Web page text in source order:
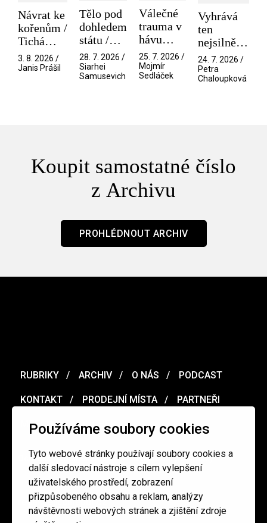
Používáme soubory cookies
Tyto webové stránky používají soubory cookies a
další sledovací nástroje s cílem vylepšení
uživatelského prostředí, zobrazení
přizpůsobeného obsahu a reklam, analýzy
návštěvnosti webových stránek a zjištění zdroje
Návrat ke
kořenům /
Tichá
přítelkyně
3. 8. 2026 /
Janis Prášil
Tělo pod
dohledem
státu /
Pramen
28. 7. 2026 /
Siarhei
Samusevich
Válečné
trauma v
hávu
spektáklu
/ Odyssea
25. 7. 2026 /
Mojmír
Sedláček
Vyhrává
ten
nejsilnější
/ V nitru
manosféry
24. 7. 2026 /
Petra
Chaloupková
Koupit samostatné číslo
z Archivu
PROHLÉDNOUT ARCHIV
RUBRIKY ARCHIV O NÁS PODCAST
KONTAKT PRODEJNÍ MÍSTA PARTNEŘI
MERCH VOUCHER
Ochrana osobních údajů / Obchodní podmínky
redakce@cinepur.cz